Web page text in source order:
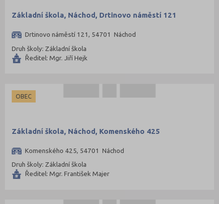
Základní škola, Náchod, Drtinovo náměstí 121
Drtinovo náměstí 121, 54701 Náchod
Druh školy: Základní škola
Ředitel: Mgr. Jiří Hejk
OBEC
Základní škola, Náchod, Komenského 425
Komenského 425, 54701 Náchod
Druh školy: Základní škola
Ředitel: Mgr. František Majer